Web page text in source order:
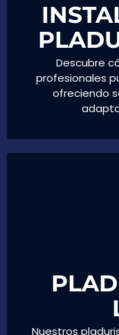
Descubre
profesionales
ofreciendo
Nuestros